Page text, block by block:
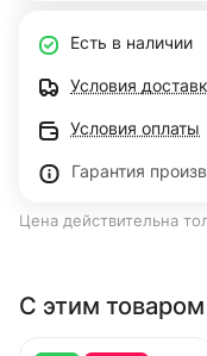
Есть в наличии
Условия
Условия оплаты
Гарантия
Цена действительна
С этим